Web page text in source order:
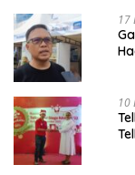
17
10